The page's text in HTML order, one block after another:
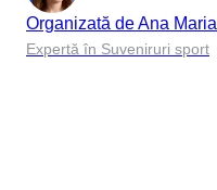
Organizată deAna Maria
Expertă în Suveniruri sport